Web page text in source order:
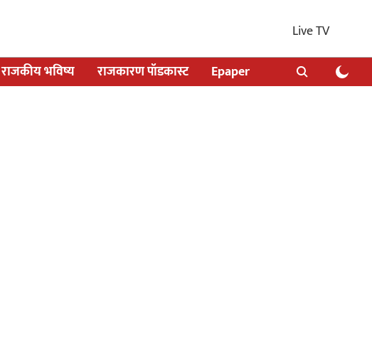
Live TV
राजकीय भविष्य राजकारण पॉडकास्ट Epaper